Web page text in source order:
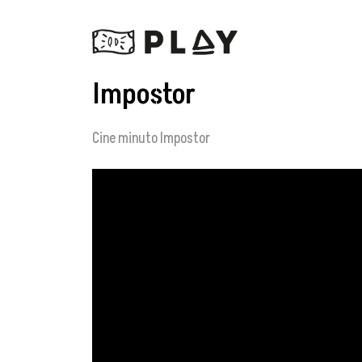
Impostor
Cine minuto Impostor